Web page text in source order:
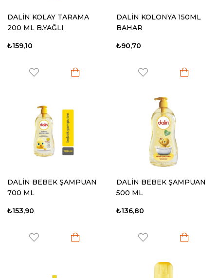
DALİN KOLAY TARAMA
200 ML B.YAĞLI
₺159,10
DALİN KOLONYA 150ML
BAHAR
₺90,70
DALİN BEBEK ŞAMPUAN
700 ML
₺153,90
DALİN BEBEK ŞAMPUAN
500 ML
₺136,80